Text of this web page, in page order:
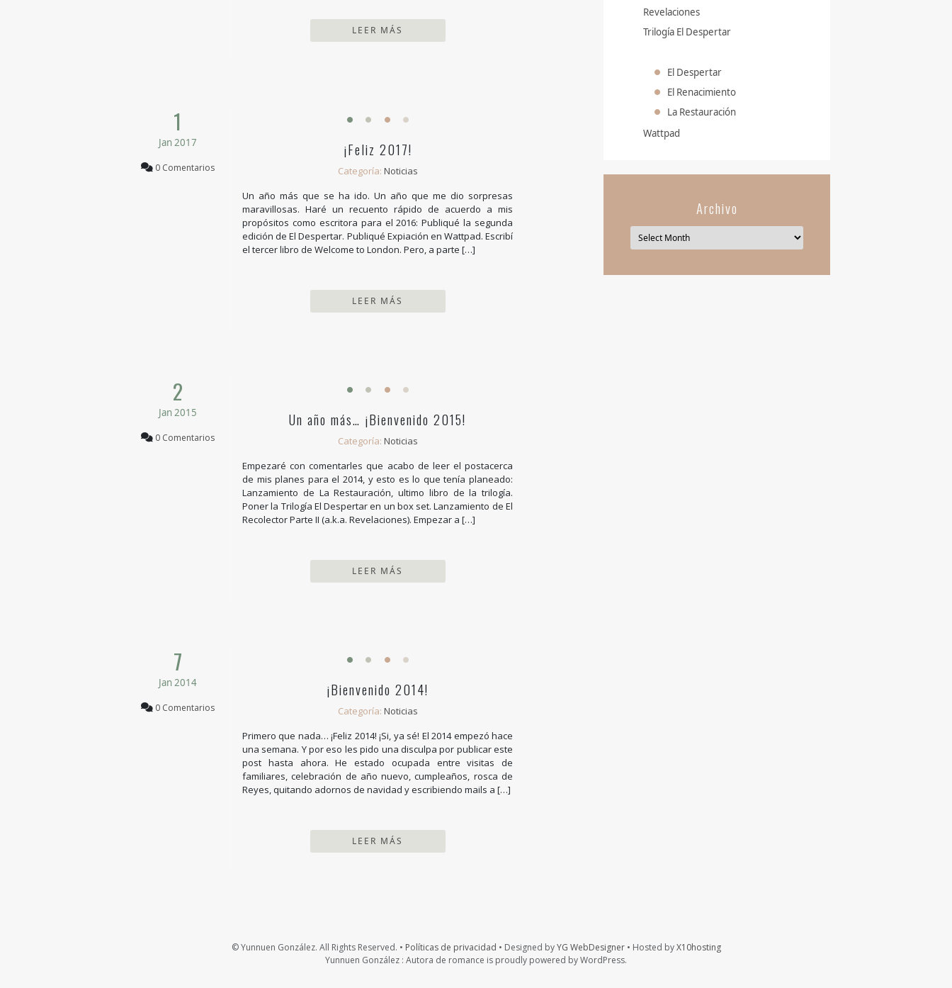
LEER MÁS
1
Jan 2017
0 Comentarios
¡Feliz 2017!
Categoría: Noticias
Un año más que se ha ido. Un año que me dio sorpresas
maravillosas. Haré un recuento rápido de acuerdo a mis
propósitos como escritora para el 2016: Publiqué la segunda
edición de El Despertar. Publiqué Expiación en Wattpad. Escribí
el tercer libro de Welcome to London. Pero, a parte […]
LEER MÁS
2
Jan 2015
0 Comentarios
Un año más… ¡Bienvenido 2015!
Categoría: Noticias
Empezaré con comentarles que acabo de leer el postacerca
de mis planes para el 2014, y esto es lo que tenía planeado:
Lanzamiento de La Restauración, ultimo libro de la trilogía.
Poner la Trilogía El Despertar en un box set. Lanzamiento de El
Recolector Parte II (a.k.a. Revelaciones). Empezar a […]
LEER MÁS
7
Jan 2014
0 Comentarios
¡Bienvenido 2014!
Categoría: Noticias
Primero que nada… ¡Feliz 2014! ¡Si, ya sé! El 2014 empezó hace
una semana. Y por eso les pido una disculpa por publicar este
post hasta ahora. He estado ocupada entre visitas de
familiares, celebración de año nuevo, cumpleaños, rosca de
Reyes, quitando adornos de navidad y escribiendo mails a […]
LEER MÁS
Revelaciones
Trilogía El Despertar
El Despertar
El Renacimiento
La Restauración
Wattpad
Archivo
© Yunnuen González. All Rights Reserved. • Políticas de privacidad • Designed byYG WebDesigner• Hosted byX10hosting
Yunnuen González : Autora de romance is proudly powered by WordPress.